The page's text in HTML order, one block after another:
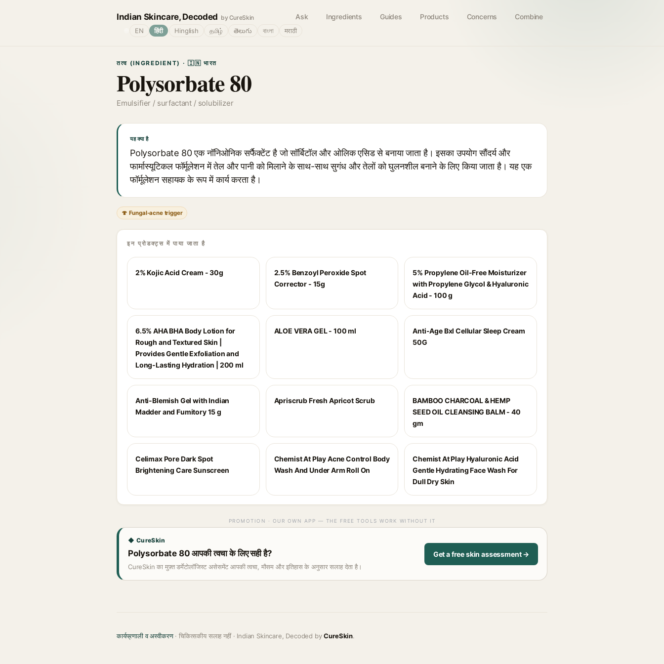
Indian Skincare, Decoded by CureSkin Ask Ingredients Guides Products Concerns Combine
EN हिंदी Hinglish தமிழ் తెలుగు বাংলা मराठी
तत्व (INGREDIENT) · 🇮🇳 भारत
Polysorbate 80
Emulsifier / surfactant / solubilizer
यह क्या है
Polysorbate 80 एक नॉनिओनिक सर्फैक्टेंट है जो सॉर्बिटॉल और ओलिक एसिड से बनाया जाता है। इसका उपयोग सौंदर्य और
फार्मास्यूटिकल फॉर्मूलेशन में तेल और पानी को मिलाने के साथ-साथ सुगंध और तेलों को घुलनशील बनाने के लिए किया जाता है। यह एक
फॉर्मूलेशन सहायक के रूप में कार्य करता है।
🍄 Fungal-acne trigger
इन प्रोडक्ट्स में पाया जाता है
2% Kojic Acid Cream - 30g
2.5% Benzoyl Peroxide Spot
Corrector - 15g
5% Propylene Oil-Free Moisturizer
with Propylene Glycol & Hyaluronic
Acid - 100 g
6.5% AHA BHA Body Lotion for
Rough and Textured Skin |
Provides Gentle Exfoliation and
Long-Lasting Hydration | 200 ml
ALOE VERA GEL - 100 ml
Anti-Age Bxl Cellular Sleep Cream
50G
Anti-Blemish Gel with Indian
Madder and Fumitory 15 g
Apriscrub Fresh Apricot Scrub
BAMBOO CHARCOAL & HEMP
SEED OIL CLEANSING BALM - 40
gm
Celimax Pore Dark Spot
Brightening Care Sunscreen
Chemist At Play Acne Control Body
Wash And Under Arm Roll On
Chemist At Play Hyaluronic Acid
Gentle Hydrating Face Wash For
Dull Dry Skin
PROMOTION · OUR OWN APP — THE FREE TOOLS WORK WITHOUT IT
◆ CureSkin
Polysorbate 80 आपकी त्वचा के लिए सही है?
CureSkin का मुफ़्त डर्मेटोलॉजिस्ट असेसमेंट आपकी त्वचा, मौसम और इतिहास के अनुसार सलाह देता है।
Get a free skin assessment →
कार्यप्रणाली व अस्वीकरण· चिकित्सकीय सलाह नहीं · Indian Skincare, Decoded byCureSkin.